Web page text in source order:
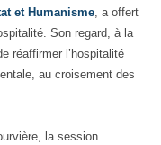
et Humanisme, a offert
Son regard, à la
réaffirmer l’hospitalité
au croisement des
la session